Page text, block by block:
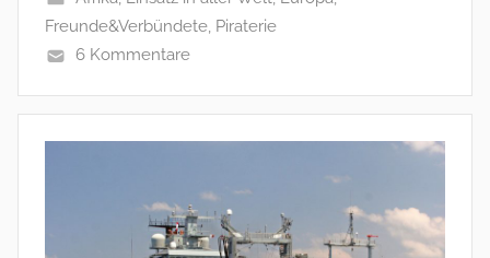
Freunde&Verbündete, Piraterie
6 Kommentare